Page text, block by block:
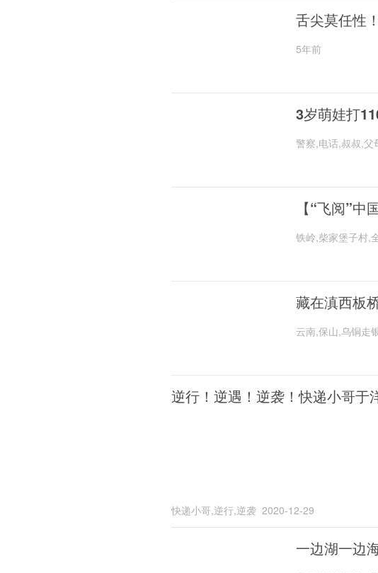
舌尖莫任性
5年前
3岁萌娃打
警察,电话,叔叔,父
【“飞阅”
铁岭,柴家堡子村,
藏在滇西板
云南,保山,乌铜走
逆行！逆遇！逆袭！快递小哥于
快递小哥,逆行,逆袭 2020-12-29
一边湖一边